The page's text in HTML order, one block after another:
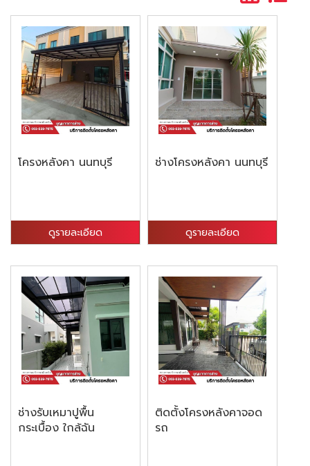
โครงหลังคา นนทบุรี
ดูรายละเอียด
ช่างโครงหลังคา นนทบุรี
ดูรายละเอียด
ช่างรับเหมาปูพื้น
กระเบื้อง ใกล้ฉัน
ติดตั้งโครงหลังคาจอด
รถ